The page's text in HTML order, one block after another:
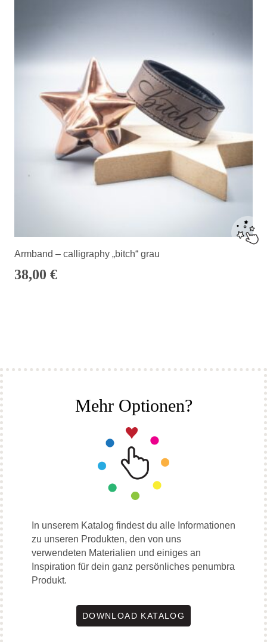
Armband – calligraphy „bitch“ grau
38,00 €
Mehr Optionen?
In unserem Katalog findest du alle Informationen
zu unseren Produkten, den von uns
verwendeten Materialien und einiges an
Inspiration für dein ganz persönliches penumbra
Produkt.
DOWNLOAD KATALOG